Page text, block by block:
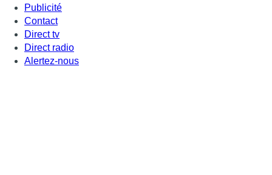
Publicité
Contact
Direct tv
Direct radio
Alertez-nous